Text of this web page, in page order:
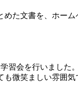
た文書を、ホーム
習会を行いました。
微笑ましい雰囲